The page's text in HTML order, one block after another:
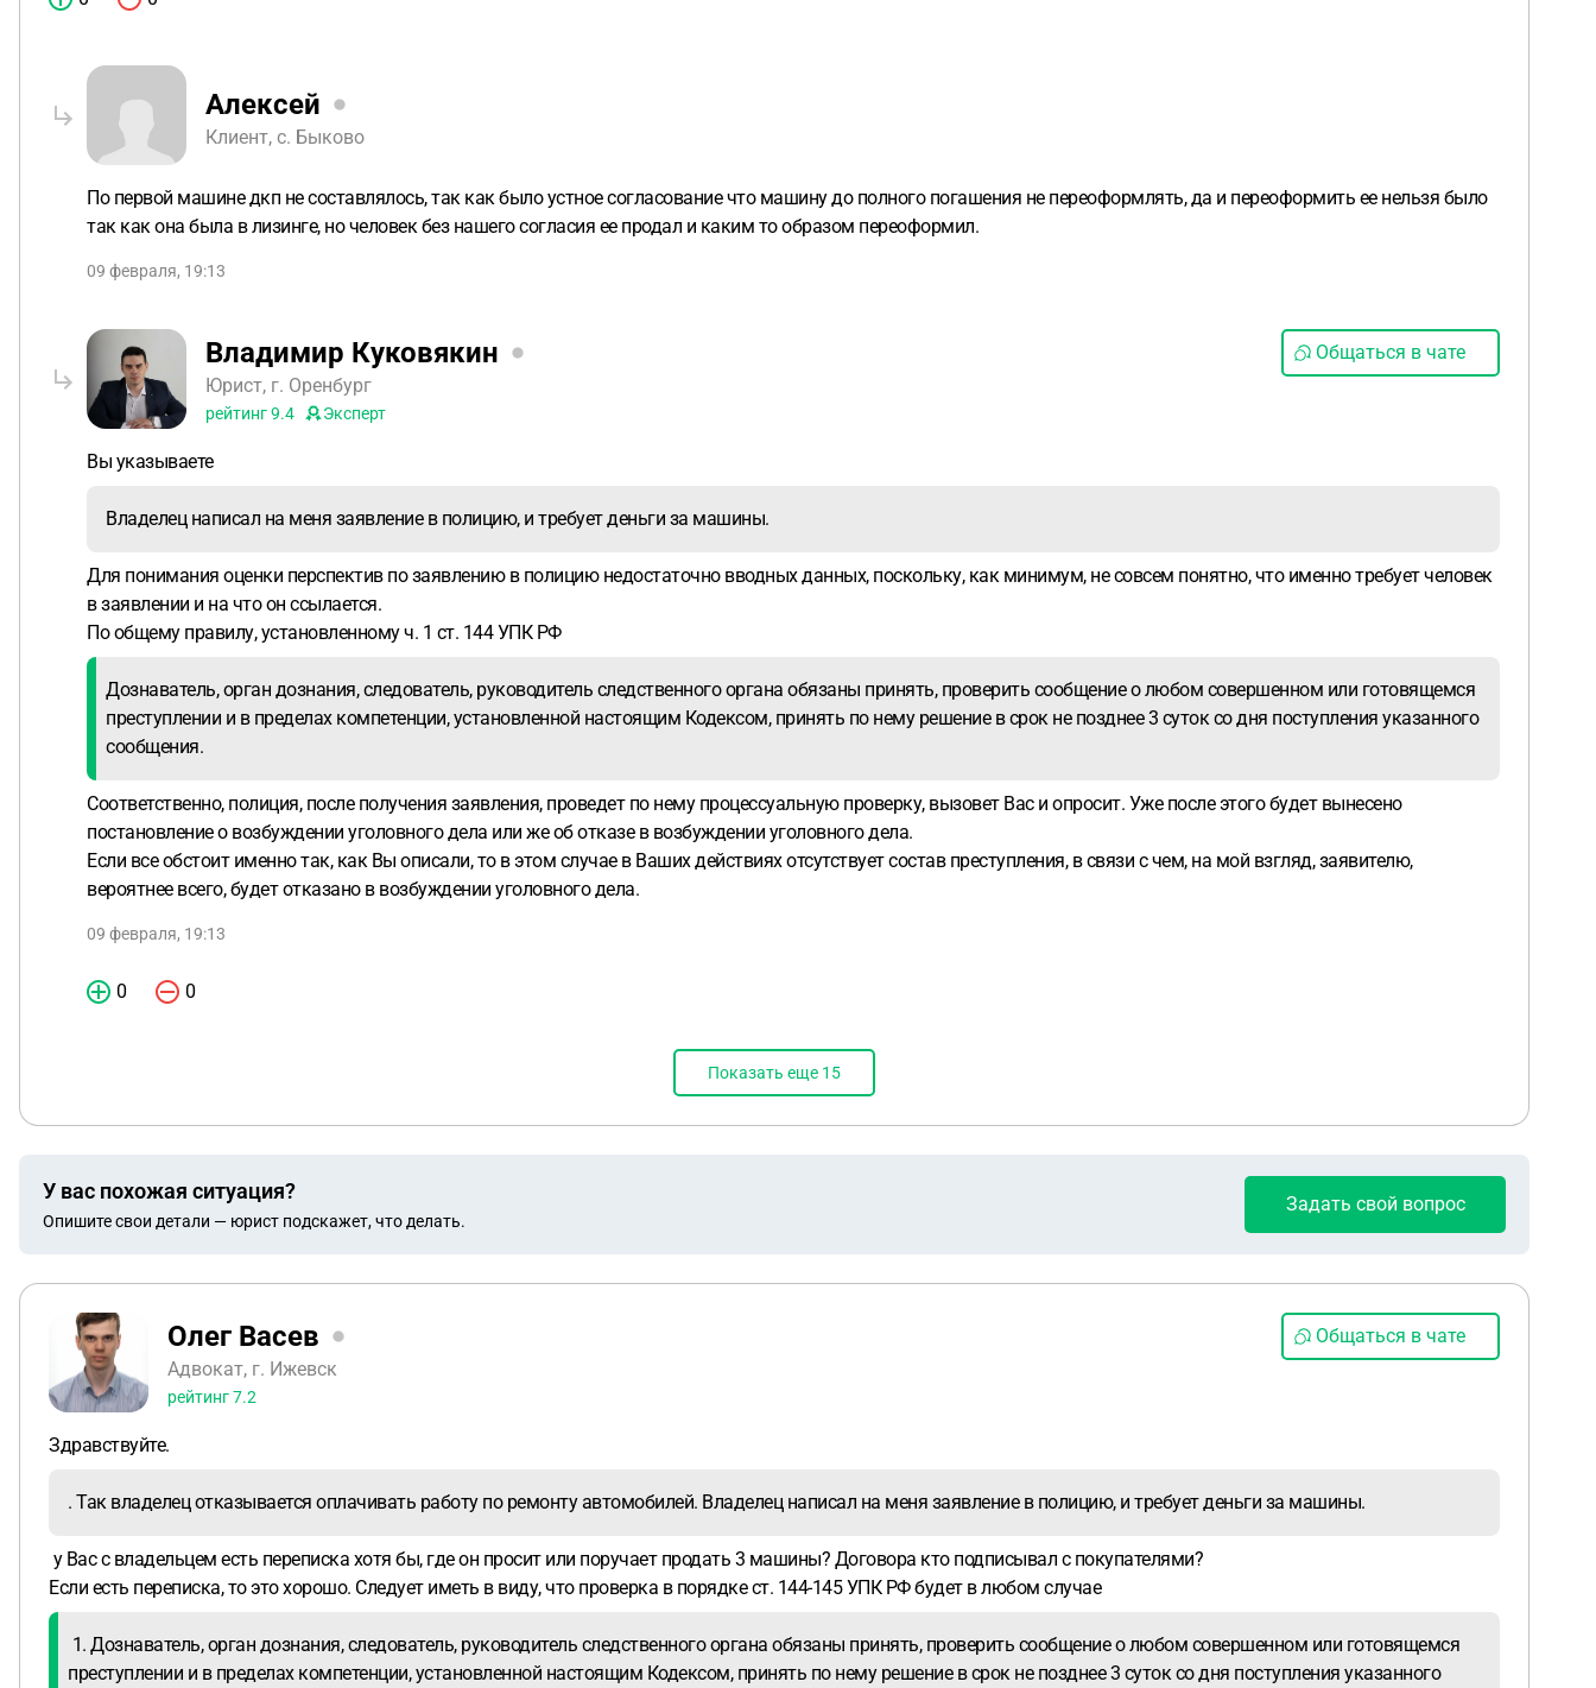
Алексей
Клиент, с. Быково
По первой машине дкп не составлялось, так как было устное согласование что машину до полного погашения не переоформлять, да и переоформить ее нельзя было
так как она была в лизинге, но человек без нашего согласия ее продал и каким то образом переоформил.
09 февраля, 19:13
Владимир Куковякин
Юрист, г. Оренбург
рейтинг9.4 Эксперт
Общаться в чате
Вы указываете
Владелец написал на меня заявление в полицию, и требует деньги за машины.
Для понимания оценки перспектив по заявлению в полицию недостаточно вводных данных, поскольку, как минимум, не совсем понятно, что именно требует человек
в заявлении и на что он ссылается.
По общему правилу, установленному ч. 1 ст. 144 УПК РФ
Дознаватель, орган дознания, следователь, руководитель следственного органа обязаны принять, проверить сообщение о любом совершенном или готовящемся
преступлении и в пределах компетенции, установленной настоящим Кодексом, принять по нему решение в срок не позднее 3 суток со дня поступления указанного
сообщения.
Соответственно, полиция, после получения заявления, проведет по нему процессуальную проверку, вызовет Вас и опросит. Уже после этого будет вынесено
постановление о возбуждении уголовного дела или же об отказе в возбуждении уголовного дела.
Если все обстоит именно так, как Вы описали, то в этом случае в Ваших действиях отсутствует состав преступления, в связи с чем, на мой взгляд, заявителю,
вероятнее всего, будет отказано в возбуждении уголовного дела.
09 февраля, 19:13
0 0
Показать еще 15
У вас похожая ситуация?
Опишите свои детали — юрист подскажет, что делать.
Задать свой вопрос
Олег Васев
Адвокат, г. Ижевск
рейтинг7.2
Общаться в чате
Здравствуйте.
. Так владелец отказывается оплачивать работу по ремонту автомобилей. Владелец написал на меня заявление в полицию, и требует деньги за машины.
у Вас с владельцем есть переписка хотя бы, где он просит или поручает продать 3 машины? Договора кто подписывал с покупателями?
Если есть переписка, то это хорошо. Следует иметь в виду, что проверка в порядке ст. 144-145 УПК РФ будет в любом случае
1. Дознаватель, орган дознания, следователь, руководитель следственного органа обязаны принять, проверить сообщение о любом совершенном или готовящемся
преступлении и в пределах компетенции, установленной настоящим Кодексом, принять по нему решение в срок не позднее 3 суток со дня поступления указанного